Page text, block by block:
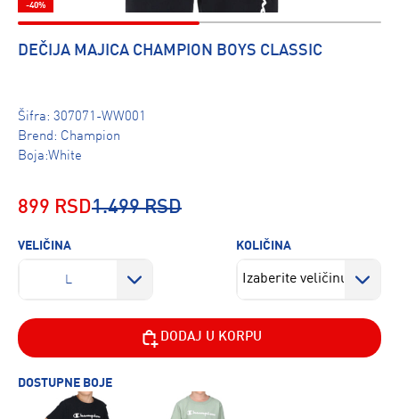
-40%
DEČIJA MAJICA CHAMPION BOYS CLASSIC
Šifra: 307071-WW001
Brend: Champion
Boja:White
899 RSD1.499 RSD
VELIČINA
L
KOLIČINA
DODAJ U KORPU
DOSTUPNE BOJE